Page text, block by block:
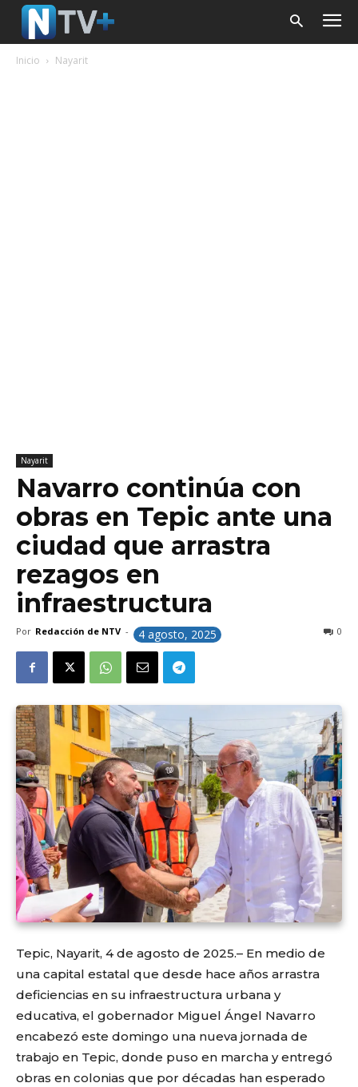
Inicio Nayarit
Nayarit
Navarro continúa con
obras en Tepic ante una
ciudad que arrastra
rezagos en
infraestructura
Por Redacción de NTV - 4 agosto, 2025 0
Tepic, Nayarit, 4 de agosto de 2025.– En medio de
una capital estatal que desde hace años arrastra
deficiencias en su infraestructura urbana y
educativa, el gobernador Miguel Ángel Navarro
encabezó este domingo una nueva jornada de
trabajo en Tepic, donde puso en marcha y entregó
obras en colonias que por décadas han esperado